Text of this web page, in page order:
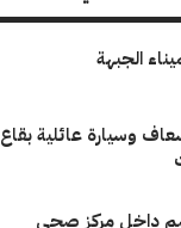
الجبهة
وسيارة عائلية بقاع
داخل مركز صحي